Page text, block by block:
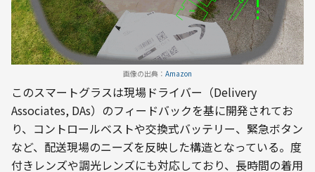
画像の出典： Amazon
このスマートグラスは現場ドライバー（Delivery
Associates, DAs）のフィードバックを基に開発されてお
り、コントロールベストや交換式バッテリー、緊急ボタン
など、配送現場のニーズを反映した構造となっている。度
付きレンズや調光レンズにも対応しており、長時間の着用